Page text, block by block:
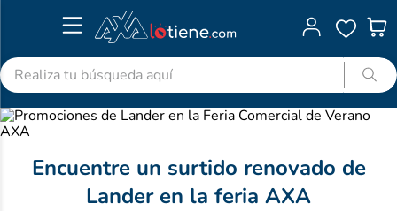
Realiza tu búsqueda aquí
Encuentre un surtido renovado de
Lander en la feria AXA
TÉRMINOS MÁS BUSCADOS
2.
acetaminofen
colgate